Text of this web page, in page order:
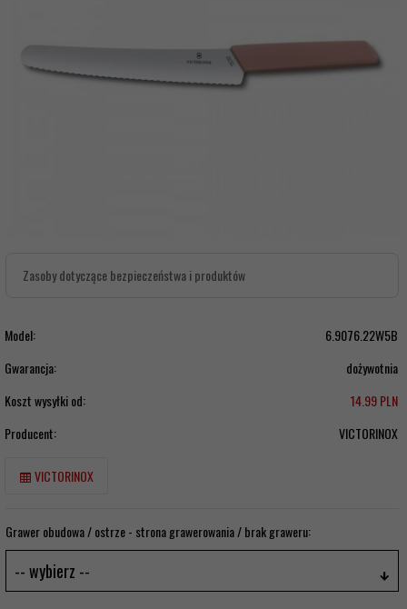
Zasoby dotyczące bezpieczeństwa i produktów
Model:
6.9076.22W5B
Gwarancja:
dożywotnia
Koszt wysyłki od:
14.99 PLN
Producent:
VICTORINOX
VICTORINOX
Grawer obudowa / ostrze - strona grawerowania / brak graweru:
-- wybierz --